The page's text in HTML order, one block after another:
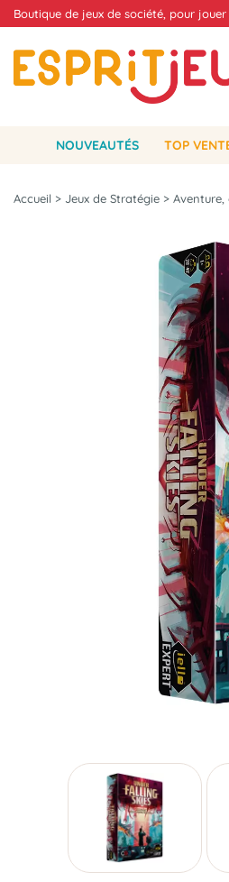
Boutique de jeux de société, pour
NOUVEAUTÉS TOP
Accueil > Jeux de Stratégie > Aventure,